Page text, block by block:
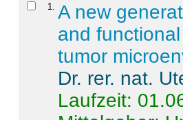
1
A new
and
tumor
Dr. rer. nat.
Laufzeit: